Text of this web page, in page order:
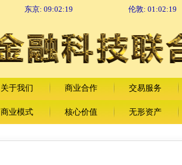
东京: 09:02:19 伦敦: 01:02:19
关于我们 商业合作 交易服务
商业模式 核心价值 无形资产